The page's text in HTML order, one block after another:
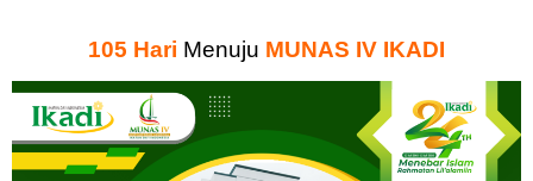
105 Hari Menuju MUNAS IV IKADI